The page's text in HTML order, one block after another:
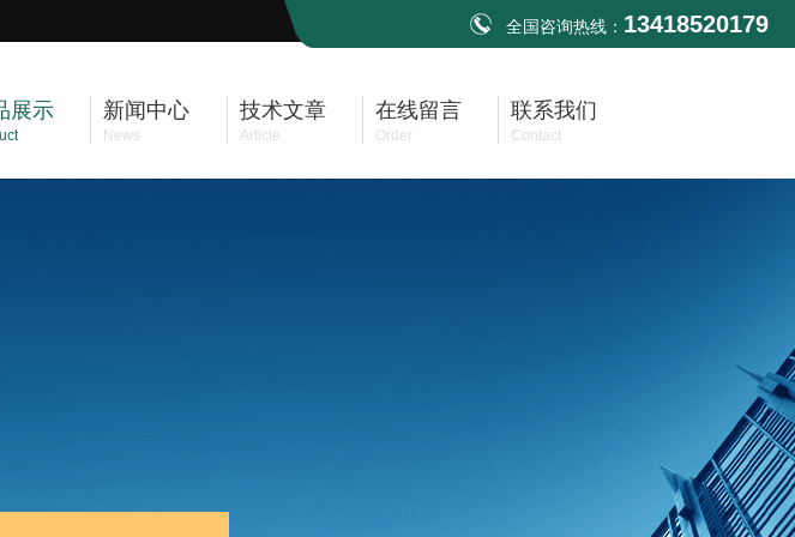
全国咨询热线： 13418520179
展示 新闻中心
News
技术文章
Article
在线留言
Order
联系我们
Contact